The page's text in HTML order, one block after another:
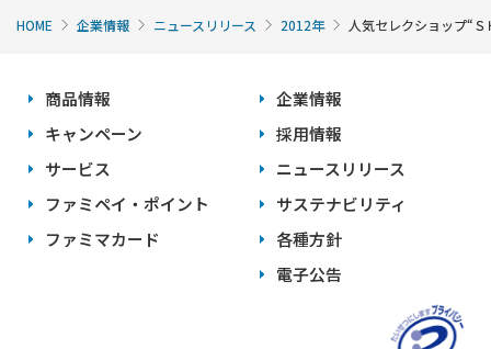
HOME 企業情報 ニュースリリース 2012年 人気セレクショップ“
商品情報
キャンペーン
サービス
ファミペイ・ポイント
ファミマカード
企業情報
採用情報
ニュースリリース
サステナビリティ
各種方針
電子公告